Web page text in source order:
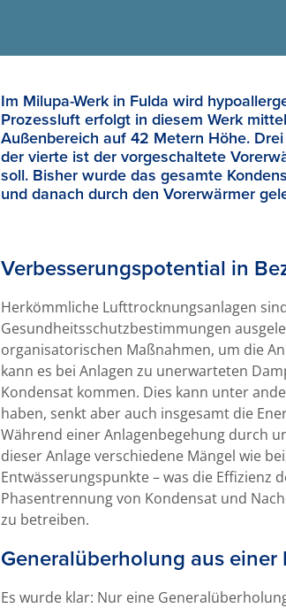
Im Milupa-Werk in Fulda wird
Prozessluft erfolgt in diesem Werk
Außenbereich auf 42 Metern Höhe.
der vierte ist der vorgeschaltete
soll. Bisher wurde das gesamte
und danach durch den Vorerwärmer
Verbesserungspotential in
Herkömmliche Lufttrocknungsanlagen
Gesundheitsschutzbestimmungen
organisatorischen Maßnahmen, um die
kann es bei Anlagen zu unerwarteten
Kondensat kommen. Dies kann unter
haben, senkt aber auch insgesamt die
Während einer Anlagenbegehung durch
dieser Anlage verschiedene Mängel wie
Entwässerungspunkte – was die
Phasentrennung von Kondensat und
zu betreiben.
Generalüberholung aus einer
Es wurde klar: Nur eine